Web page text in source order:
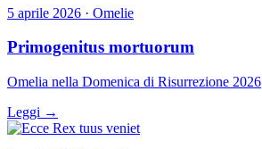
5 aprile 2026 · Omelie
Primogenitus mortuorum
Omelia nella Domenica di Risurrezione 2026
Leggi →